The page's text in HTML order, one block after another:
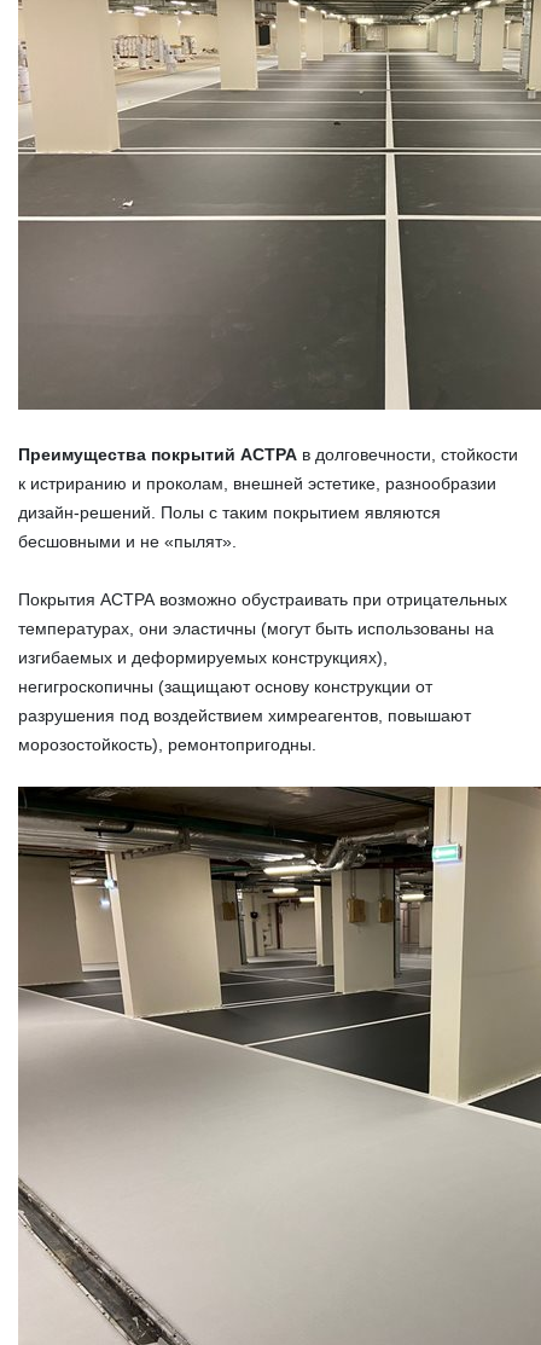
Преимущества покрытий АСТРА в долговечности, стойкости
к истриранию и проколам, внешней эстетике, разнообразии
дизайн-решений. Полы с таким покрытием являются
бесшовными и не «пылят».
Покрытия АСТРА возможно обустраивать при отрицательных
температурах, они эластичны (могут быть использованы на
изгибаемых и деформируемых конструкциях),
негигроскопичны (защищают основу конструкции от
разрушения под воздействием химреагентов, повышают
морозостойкость), ремонтопригодны.